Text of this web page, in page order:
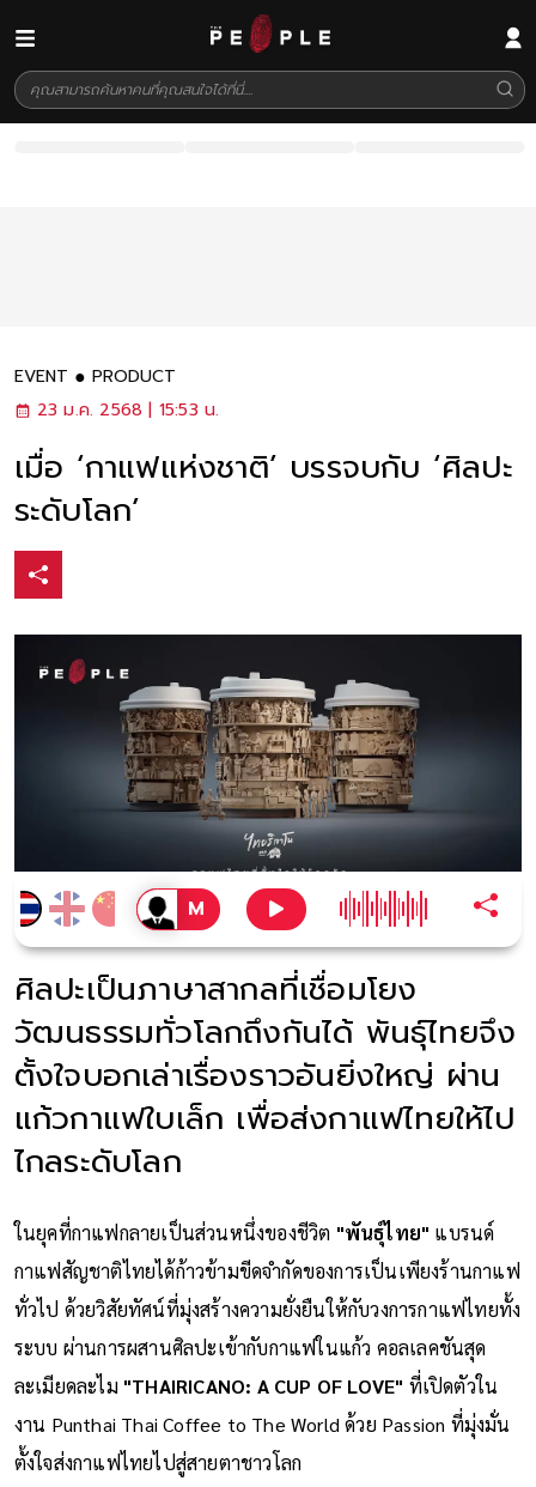
EVENT
PRODUCT
23 ม.ค. 2568 | 15:53 น.
เมื่อ ‘กาแฟแห่งชาติ’ บรรจบกับ ‘ศิลปะ
ระดับโลก’
ศิลปะเป็นภาษาสากลที่เชื่อมโยง
วัฒนธรรมทั่วโลกถึงกันได้ พันธุ์ไทยจึง
ตั้งใจบอกเล่าเรื่องราวอันยิ่งใหญ่ ผ่าน
แก้วกาแฟใบเล็ก เพื่อส่งกาแฟไทยให้ไป
ไกลระดับโลก
ในยุคที่กาแฟกลายเป็นส่วนหนึ่งของชีวิต "พันธุ์ไทย" แบรนด์
กาแฟสัญชาติไทยได้ก้าวข้ามขีดจำกัดของการเป็นเพียงร้านกาแฟ
ทั่วไป ด้วยวิสัยทัศน์ที่มุ่งสร้างความยั่งยืนให้กับวงการกาแฟไทยทั้ง
ระบบ ผ่านการผสานศิลปะเข้ากับกาแฟในแก้ว คอลเลคชันสุด
ละเมียดละไม "THAIRICANO: A CUP OF LOVE" ที่เปิดตัวใน
งาน Punthai Thai Coffee to The World ด้วย Passion ที่มุ่งมั่น
ตั้งใจส่งกาแฟไทยไปสู่สายตาชาวโลก